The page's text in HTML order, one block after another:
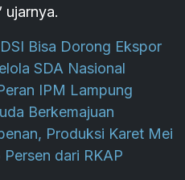
ujarnya.
Bisa Dorong Ekspor
SDA Nasional
IPM Lampung
Berkemajuan
Produksi Karet Mei
dari RKAP